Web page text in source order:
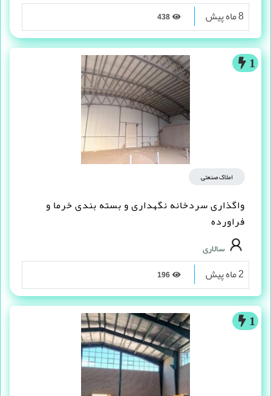
8 ماه پیش
1
املاک صنعتی
واگذاری سردخانه نگهداری و بسته بندی خرما و
فراورده
سالاری
2 ماه پیش
1